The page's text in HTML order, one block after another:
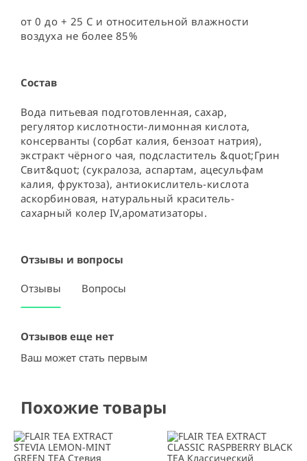
от 0 до + 25 С и относительной влажности
воздуха не более 85%
Состав
Вода питьевая подготовленная, сахар,
регулятор кислотности-лимонная кислота,
консерванты (сорбат калия, бензоат натрия),
экстракт чёрного чая, подсластитель &quot;Грин
Свит&quot; (сукралоза, аспартам, ацесульфам
калия, фруктоза), антиокислитель-кислота
аскорбиновая, натуральный краситель-
сахарный колер IV,ароматизаторы.
Отзывы и вопросы
Отзывы Вопросы
Отзывов еще нет
Ваш может стать первым
Похожие товары